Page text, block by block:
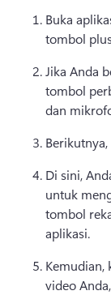
Buka
tombol
Jika Anda
tombol
dan
Di sini,
untuk
tombol
aplikasi.
video